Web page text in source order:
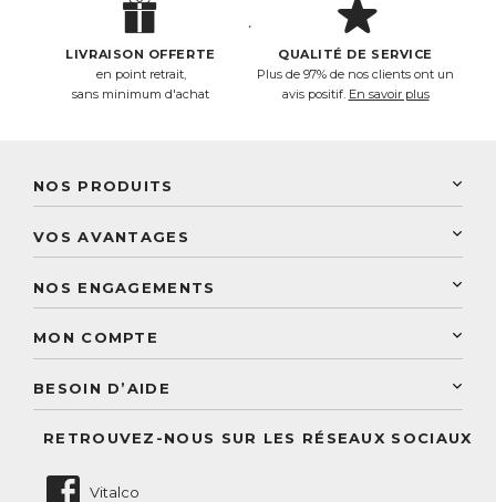
LIVRAISON OFFERTE
en point retrait,
sans minimum d'achat
QUALITÉ DE SERVICE
Plus de 97% de nos clients ont un
avis positif. En savoir plus
NOS PRODUITS
Laboratoire Landais
Découvrez le catalogue
VOS AVANTAGES
Paiement sécurisé
Conseils personnalisés
NOS ENGAGEMENTS
Conseil personnalisé
MON COMPTE
BESOIN D’AIDE
RETROUVEZ-NOUS SUR LES RÉSEAUX SOCIAUX
Vitalco